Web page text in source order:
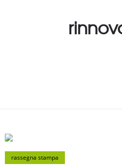
rassegna stampa